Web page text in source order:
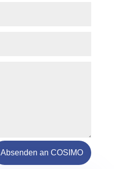
Absenden an COSIMO